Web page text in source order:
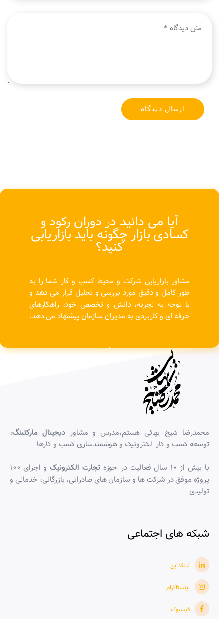
آیا می دانید در دوران رکود و
کسادی بازار چگونه باید بازاریابی
کنید؟
مشاور بازاریابی شرکت و محیط کسب و کار شما را به
طور کامل و دقیق مورد بررسی و تحلیل قرار می دهد و
با توجه به تجربه، دانش و تخصص خود، راهکارهای
حرفه ای و کاربردی به مدیران سازمان پیشنهاد می دهد.
محمدرضا شیخ بهائی هستم،مدرس و مشاور دیجیتال مارکتینگ،
توسعه کسب و کار الکترونیک و هوشمندسازی کسب و کارها
با بیش از ۱۰ سال فعالیت در حوزه
تجارت الکترونیک
و اجرای ۱۰۰
پروژه موفق در شرکت ها و سازمان های صادراتی، بازرگانی، خدماتی و
تولیدی
شبکه های اجتماعی
لینکداین
اینستاگرام
فیسبوک